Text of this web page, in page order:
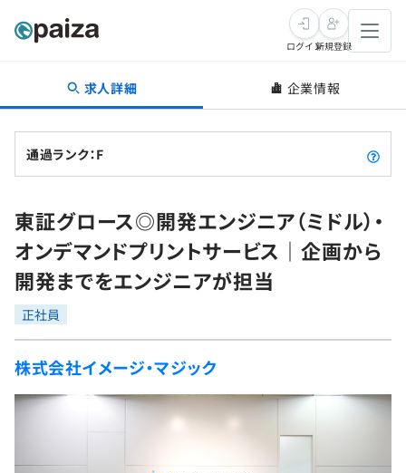
転職・キャリア
転職成功ガイド
転職エージェント
インタビュー
転職成功ガイド
新卒就活
求人検索
本選考
インターン
新卒エージェント
インタビュー
学習
問題集
4択課題
ナレッジ
プログラミング言語
評価結果一覧
ゲーム・マンガ
Tech Team Journal
paizaとは？
ログイン新規登録
求人詳細 企業情報
通過ランク：F
東証グロース◎開発エンジニア（ミドル）・
オンデマンドプリントサービス｜企画から
開発までをエンジニアが担当
正社員
株式会社イメージ・マジック